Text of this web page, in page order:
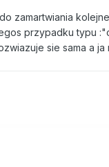
zamartwiania
przypadku typu
sie sama a